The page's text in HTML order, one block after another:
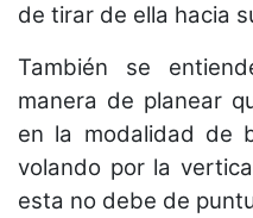
de tirar de ella hacia
También se
manera de planear
en la modalidad de
volando por la
esta no debe de